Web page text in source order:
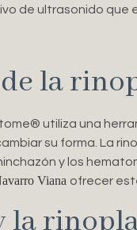
de ultrasonido que
la
utiliza una
su forma. La
y los
Viana ofrecer
la